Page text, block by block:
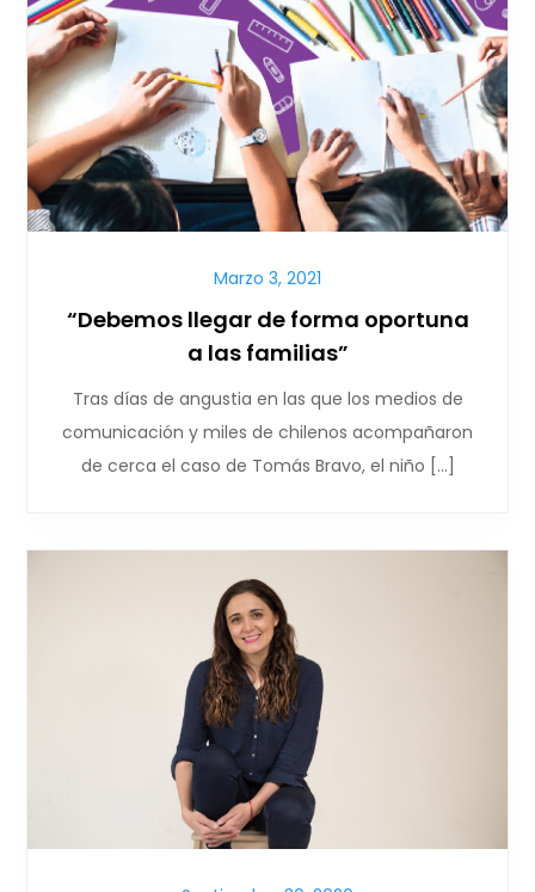
Marzo 3, 2021
“Debemos llegar de forma oportuna
a las familias”
Tras días de angustia en las que los medios de
comunicación y miles de chilenos acompañaron
de cerca el caso de Tomás Bravo, el niño […]